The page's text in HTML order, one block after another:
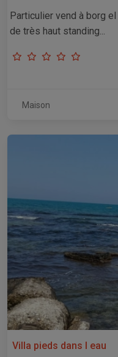
Particulier vend à borg
de très haut standing...
Maison
Villa pieds dans l eau